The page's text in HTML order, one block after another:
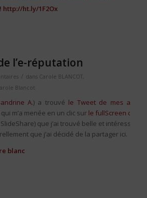
http://ht.ly/1F2Ox
l’e-réputation
/ dans Carole BLANCOT,
Blancot
A.) a trouvé le Tweet de mes amis
qui m’a menée en un clic sur le fullScreen de
que j’ai trouvé belle et intéressante.
que j’ai décidé de la partager ici.
blanc